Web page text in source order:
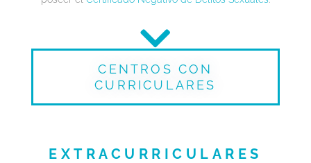
CENTROS CON
CURRICULARES
EXTRACURRICULARES